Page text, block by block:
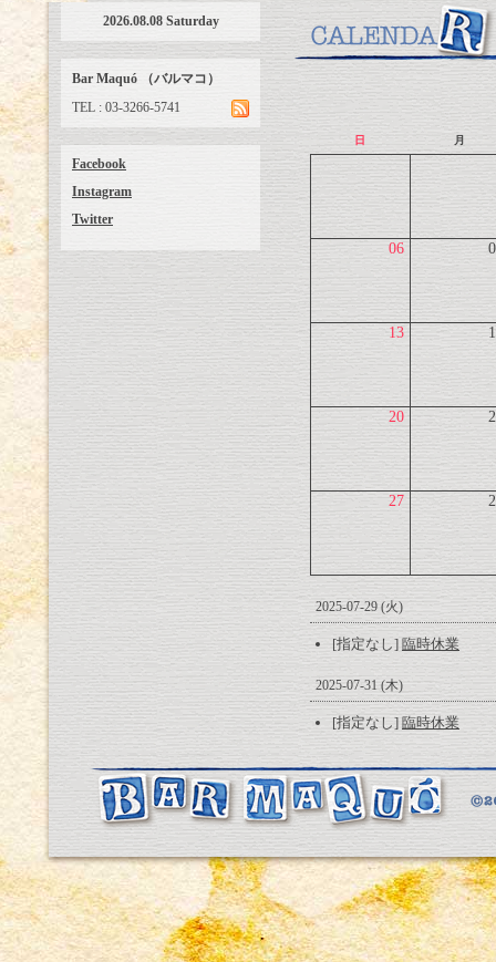
日 月
06
13
20
27
2025-07-29 (火)
[指定なし] 臨時休業
2025-07-31 (木)
[指定なし] 臨時休業
2026.08.08 Saturday
Bar Maquó （バルマコ）
TEL : 03-3266-5741
Facebook
Instagram
Twitter